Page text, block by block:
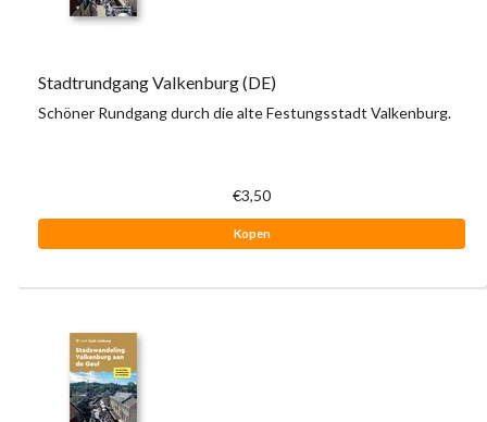
Stadtrundgang Valkenburg (DE)
Schöner Rundgang durch die alte Festungsstadt Valkenburg.
€3,50
Kopen